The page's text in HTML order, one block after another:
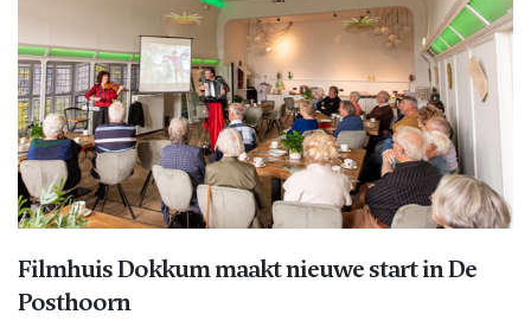
Filmhuis Dokkum maakt nieuwe start in De
Posthoorn